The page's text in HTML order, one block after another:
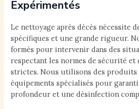
Expérimentés
Le nettoyage après décès nécessite
spécifiques et une grande rigueur.
formés pour intervenir dans des
respectant les normes de sécurité et
strictes. Nous utilisons des produits
équipements spécialisés pour
profondeur et une désinfection